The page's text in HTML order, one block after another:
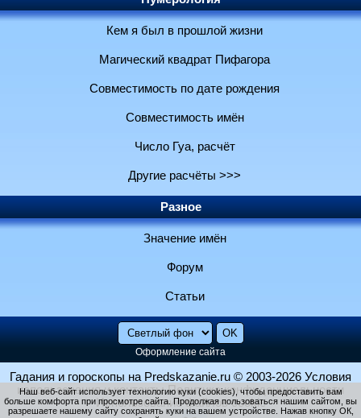
Кем я был в прошлой жизни
Магический квадрат Пифагора
Совместимость по дате рождения
Совместимость имён
Число Гуа, расчёт
Другие расчёты >>>
Разное
Значение имён
Форум
Статьи
Оформление сайта
Гадания и гороскопы на Predskazanie.ru © 2003-2026 Условия
использования и контакты Политика конфиденциальности
Использование файлов cookie
Наш веб-сайт использует технологию куки (cookies), чтобы предоставить вам
больше комфорта при просмотре сайта. Продолжая пользоваться нашим сайтом, вы
разрешаете нашему сайту сохранять куки на вашем устройстве. Нажав кнопку ОК,